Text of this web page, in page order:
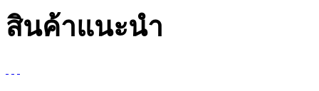
สินค้าแนะนำ